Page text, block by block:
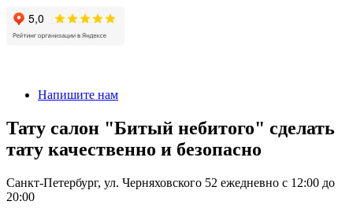
Напишите нам
Тату салон "Битый небитого" сделать
тату качественно и безопасно
Санкт-Петербург, ул. Черняховского 52 ежедневно с 12:00 до
20:00